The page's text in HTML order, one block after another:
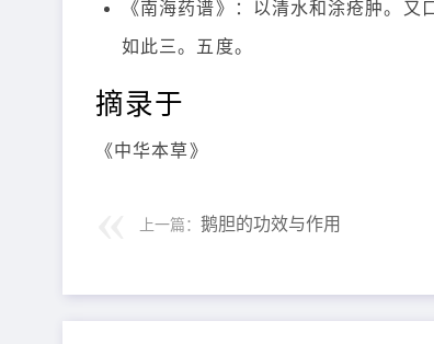
《南海药谱》：以清水和涂疮肿。
如此三。五度。
摘录于
《中华本草》
上一篇： 鹅胆的功效与作用